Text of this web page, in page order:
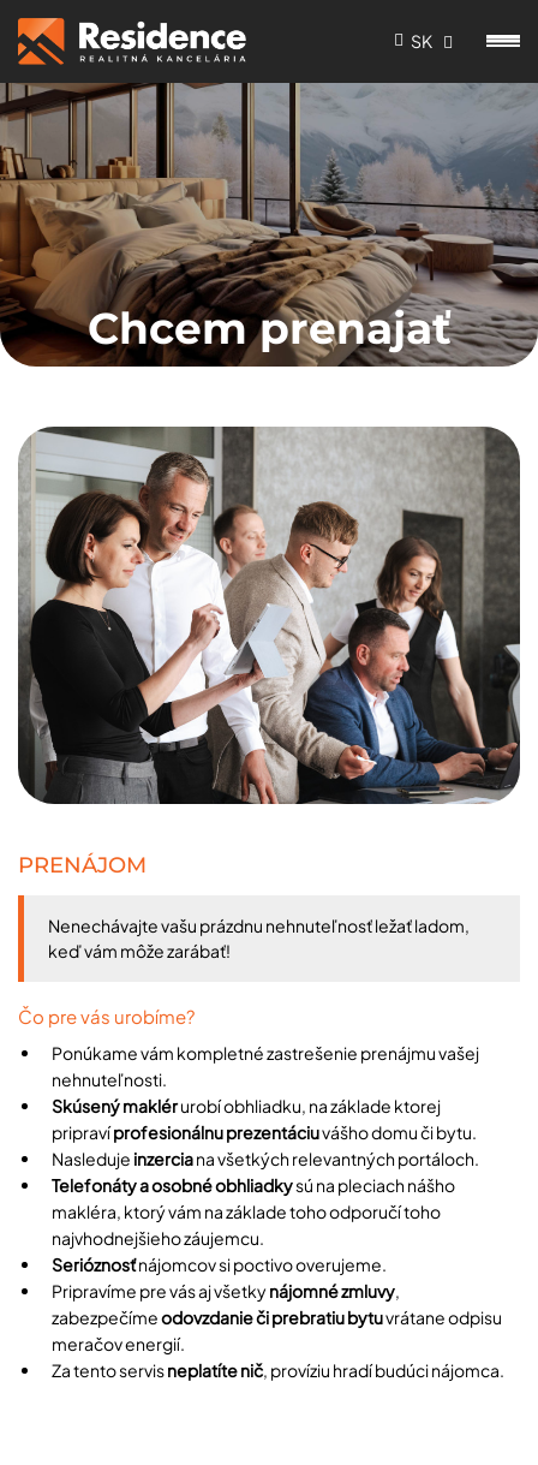
SK
Chcem prenajať
PRENÁJOM
Nenechávajte vašu prázdnu nehnuteľnosť ležať ladom,
keď vám môže zarábať!
Čo pre vás urobíme?
Ponúkame vám kompletné zastrešenie prenájmu vašej
nehnuteľnosti.
Skúsený maklérurobí obhliadku, na základe ktorej
pripravíprofesionálnu prezentáciuvášho domu či bytu.
Nasleduje inzerciana všetkých relevantných portáloch.
Telefonáty a osobné obhliadkysú na pleciach nášho
makléra, ktorý vám na základe toho odporučí toho
najvhodnejšieho záujemcu.
Serióznosťnájomcov si poctivo overujeme.
Pripravíme pre vás aj všetkynájomné zmluvy
zabezpečímeodovzdanie či prebratiu bytuvrátane odpisu
meračov energií.
Za tento servisneplatíte nič , províziu hradí budúci nájomca.